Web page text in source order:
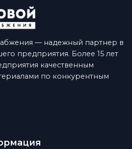
— надежный партнер в
предприятия. Более 15 лет
качественным
по конкурентным